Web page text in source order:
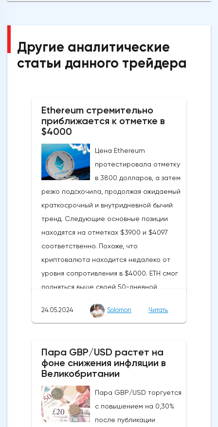
Другие аналитические
статьи данного трейдера
Ethereum стремительно
приближается к отметке в
$4000
Цена Ethereum
протестировала отметку
в 3800 долларов, а затем
резко подскочила, продолжая ожидаемый
краткосрочный и внутридневной бычий
тренд. Следующие основные позиции
находятся на отметках $3900 и $4097
соответственно. Похоже, что
криптовалюта находится недалеко от
уровня сопротивления в $4000. ETH смог
подняться выше своей 50-дневной
бычьих колебаний, которые могут развеять
криптовалюты.Курс супер-альткоина не
рос до тех пор, пока за неделю до
21Shares и ARK не утвердили спотовые ETF
на Ethereum. К счастью для Ethereum, в
понедельник, 20 мая, ожидания стали
24.05.2024 Solomon Читать
Пара GBP/USD растет на
фоне снижения инфляции в
Великобритании
Пара GBP/USD торгуется
с повышением на 0,30%
после публикации